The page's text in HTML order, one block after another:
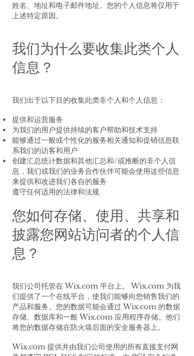
姓名、地址和电子邮件地址。您的个人信息将仅用于
上述特定原因。
我们为什么要收集此类个人
信息？
我们出于以下目的收集此类非个人和个人信息：
提供和运营服务
为我们的用户提供持续的客户帮助和技术支持
能够通过一般或个性化的服务相关通知和促销信息联
系我们的访客和用户
创建汇总统计数据和其他汇总和/或推断的非个人信
息，我们或我们的业务合作伙伴可能会使用这些信息
来提供和改进我们各自的服务
遵守任何适用的法律和法规
您如何存储、使用、共享和
披露您网站访问者的个人信
息？
我们公司托管在 Wix.com 平台上。 Wix.com 为我
们提供了一个在线平台，使我们能够向您销售我们的
产品和服务。您的数据可能会通过 Wix.com 的数据
存储、数据库和一般 Wix.com 应用程序存储。他们
将您的数据存储在防火墙后面的安全服务器上。
Wix.com 提供并由我们公司使用的所有直接支付网